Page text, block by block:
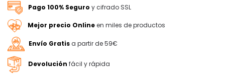
Pago 100% Seguro y cifrado SSL
Mejor precio Onlineen miles de productos
Envío Gratisa partir de 59€
Devolución fácil y rápida